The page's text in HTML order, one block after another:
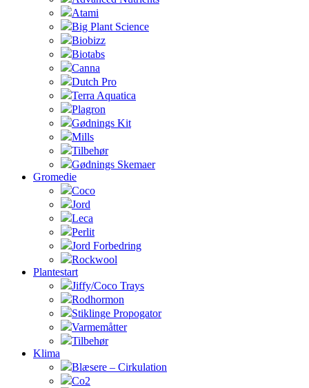
Atami
Big Plant Science
Biobizz
Biotabs
Canna
Dutch Pro
Terra Aquatica
Plagron
Gødnings Kit
Mills
Tilbehør
Gødnings Skemaer
Gromedie
Coco
Jord
Leca
Perlit
Jord Forbedring
Rockwool
Plantestart
Jiffy/Coco Trays
Rodhormon
Stiklinge Propogator
Varmemåtter
Tilbehør
Klima
Blæsere – Cirkulation
Co2